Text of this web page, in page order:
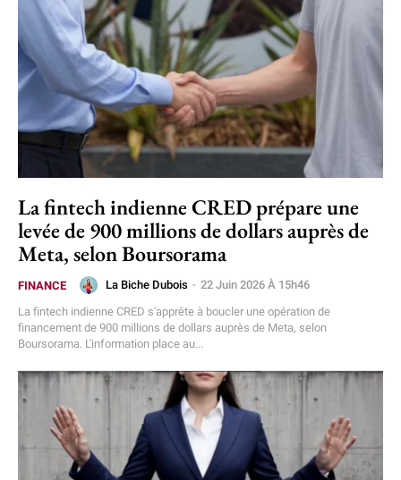
La fintech indienne CRED prépare une
levée de 900 millions de dollars auprès de
Meta, selon Boursorama
FINANCE La Biche Dubois - 22 Juin 2026 À 15h46
La fintech indienne CRED s'apprête à boucler une opération de
financement de 900 millions de dollars auprès de Meta, selon
Boursorama. L'information place au...